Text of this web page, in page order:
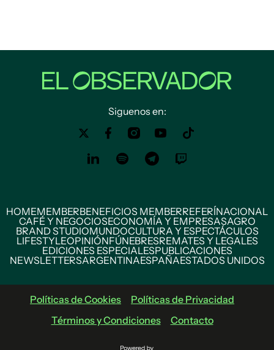
Siguenos en:
HOMEMEMBERBENEFICIOS MEMBERREFERÍNACIONAL
CAFÉ Y NEGOCIOSECONOMÍA Y EMPRESASAGRO
BRAND STUDIOMUNDOCULTURA Y ESPECTÁCULOS
LIFESTYLEOPINIÓNFÚNEBRESREMATES Y LEGALES
EDICIONES ESPECIALESPUBLICACIONES
NEWSLETTERSARGENTINAESPAÑAESTADOS UNIDOS
Políticas de Cookies
Políticas de Privacidad
Términos y Condiciones
Contacto